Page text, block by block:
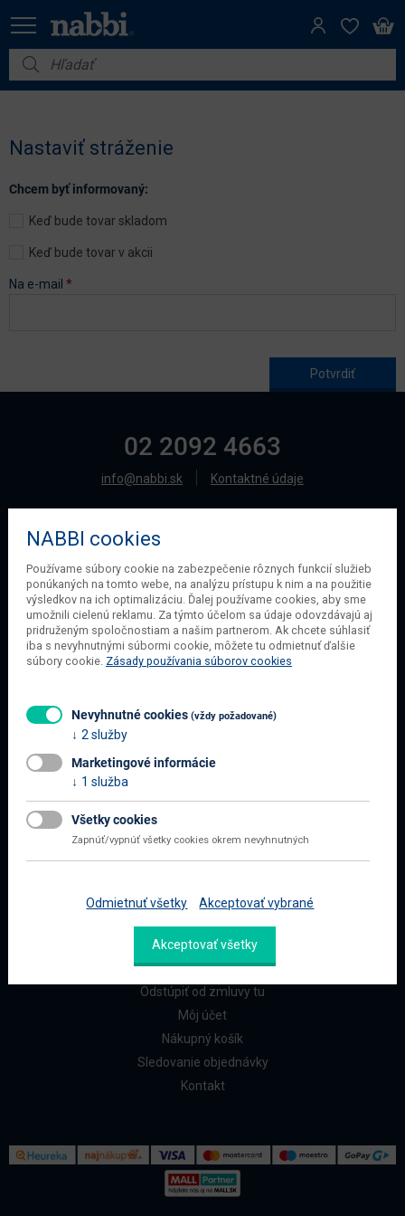
Nábytok
Dom a záhrada
Akcie
Nastaviť stráženie
Chcem byť informovaný:
Keď bude tovar skladom
Keď bude tovar v akcii
Na e-mail *
02 2092 4663
info@nabbi.sk Kontaktné údaje
O SPOLOČNOSTI
O našej spoločnosti
Obchodné podmienky
Ochrana osobných údajov
Blog
Všetko o nákupe
Najčastejšie otázky
Doprava a platba
ZÁKAZNÍCI
Reklamačný formulár
Odstúpiť od zmluvy tu
Môj účet
Nákupný košík
Sledovanie objednávky
Kontakt
NABBI cookies
Používame súbory cookie na zabezpečenie rôznych funkcií služieb
ponúkaných na tomto webe, na analýzu prístupu k nim a na použitie
výsledkov na ich optimalizáciu. Ďalej používame cookies, aby sme
umožnili cielenú reklamu. Za týmto účelom sa údaje odovzdávajú aj
pridruženým spoločnostiam a našim partnerom. Ak chcete súhlasiť
iba s nevyhnutnými súbormi cookie, môžete tu odmietnuť ďalšie
súbory cookie. Zásady používania súborov cookies
Nevyhnutné cookies (vždy požadované)
2 služby
Marketingové informácie
1 služba
Všetky cookies
Zapnúť/vypnúť všetky cookies okrem nevyhnutných
Odmietnuť všetky Akceptovať vybrané
Akceptovať všetky